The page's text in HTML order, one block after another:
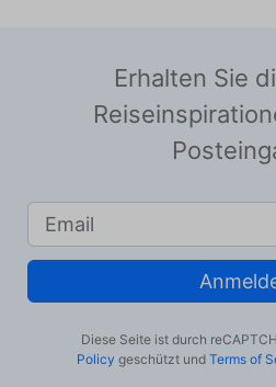
Erhalten Sie
Diese Seite ist durch
Policy geschützt und Terms of